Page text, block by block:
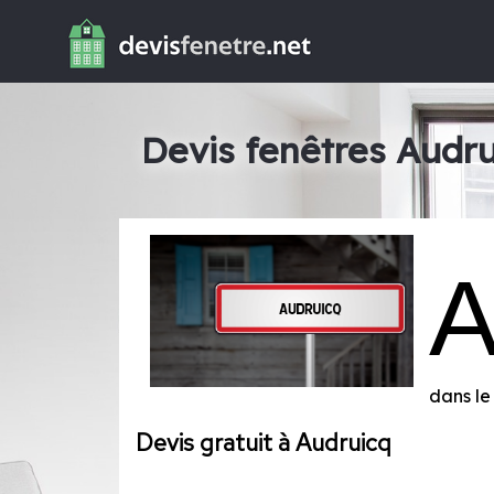
Devis fenêtres
dans
Devis gratuit à Audruicq